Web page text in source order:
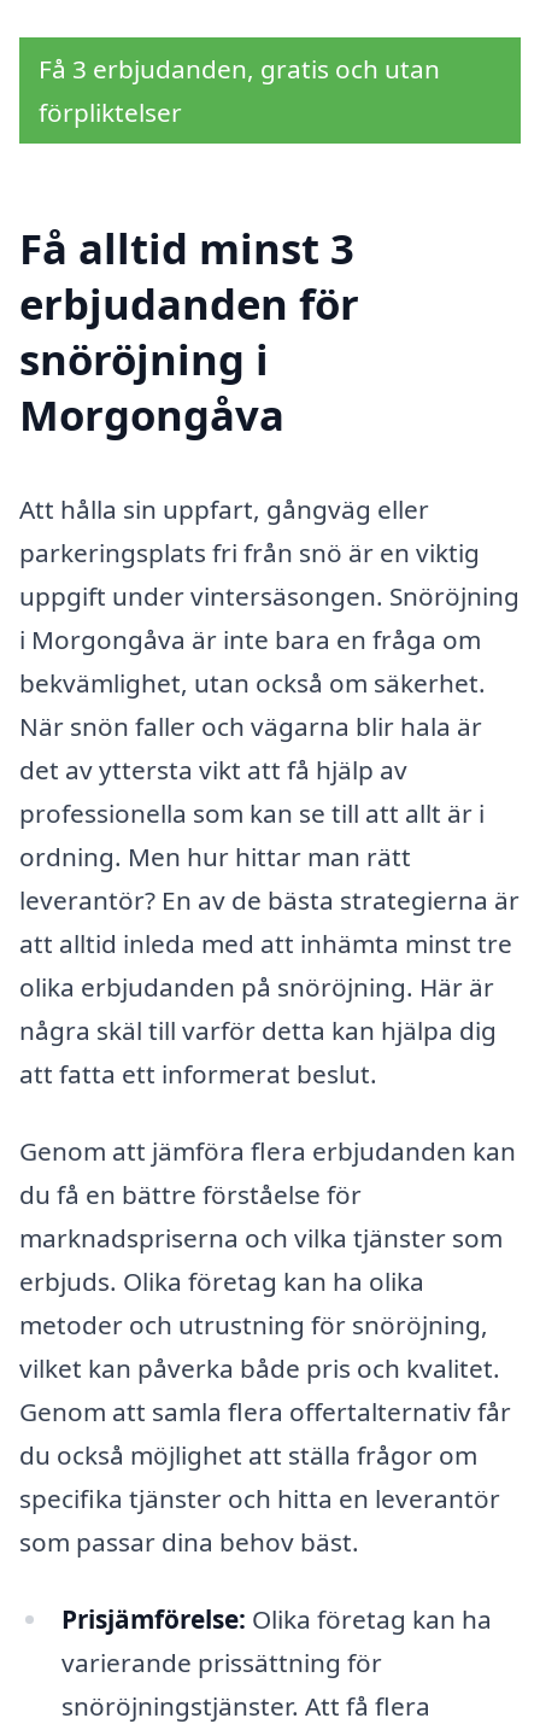
Få 3 erbjudanden, gratis och utan
förpliktelser
Få alltid minst 3
erbjudanden för
snöröjning i
Morgongåva
Att hålla sin uppfart, gångväg eller
parkeringsplats fri från snö är en viktig
uppgift under vintersäsongen. Snöröjning
i Morgongåva är inte bara en fråga om
bekvämlighet, utan också om säkerhet.
När snön faller och vägarna blir hala är
det av yttersta vikt att få hjälp av
professionella som kan se till att allt är i
ordning. Men hur hittar man rätt
leverantör? En av de bästa strategierna är
att alltid inleda med att inhämta minst tre
olika erbjudanden på snöröjning. Här är
några skäl till varför detta kan hjälpa dig
att fatta ett informerat beslut.
Genom att jämföra flera erbjudanden kan
du få en bättre förståelse för
marknadspriserna och vilka tjänster som
erbjuds. Olika företag kan ha olika
metoder och utrustning för snöröjning,
vilket kan påverka både pris och kvalitet.
Genom att samla flera offertalternativ får
du också möjlighet att ställa frågor om
specifika tjänster och hitta en leverantör
som passar dina behov bäst.
Prisjämförelse: Olika företag kan ha
varierande prissättning för
snöröjningstjänster. Att få flera